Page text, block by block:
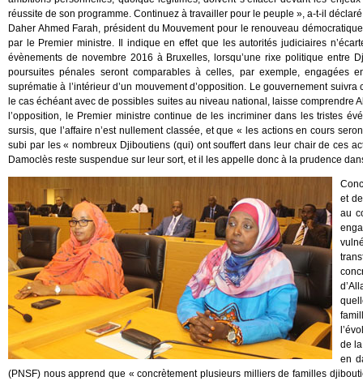
réussite de son programme. Continuez à travailler pour le peuple », a-t-il
Daher Ahmed Farah, président du Mouvement pour le renouveau
par le Premier ministre. Il indique en effet que les autorités judiciaires
évènements de novembre 2016 à Bruxelles, lorsqu’une rixe politique entre
poursuites pénales seront comparables à celles, par exemple, engagées
suprématie à l’intérieur d’un mouvement d’opposition. Le gouvernement
le cas échéant avec de possibles suites au niveau national, laisse comprendre
l’opposition, le Premier ministre continue de les incriminer dans les tristes
sursis, que l’affaire n’est nullement classée, et que « les actions en cours
subi par les « nombreux Djiboutiens (qui) ont souffert dans leur chair de ces
Damoclès reste suspendue sur leur sort, et il les appelle donc à la prudence
et
au
de
en
(PNSF) nous apprend que « concrètement plusieurs milliers de familles